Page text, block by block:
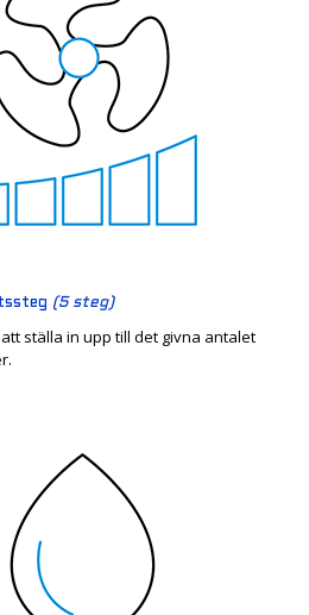
(5 steg)
ställa in upp till det givna antalet